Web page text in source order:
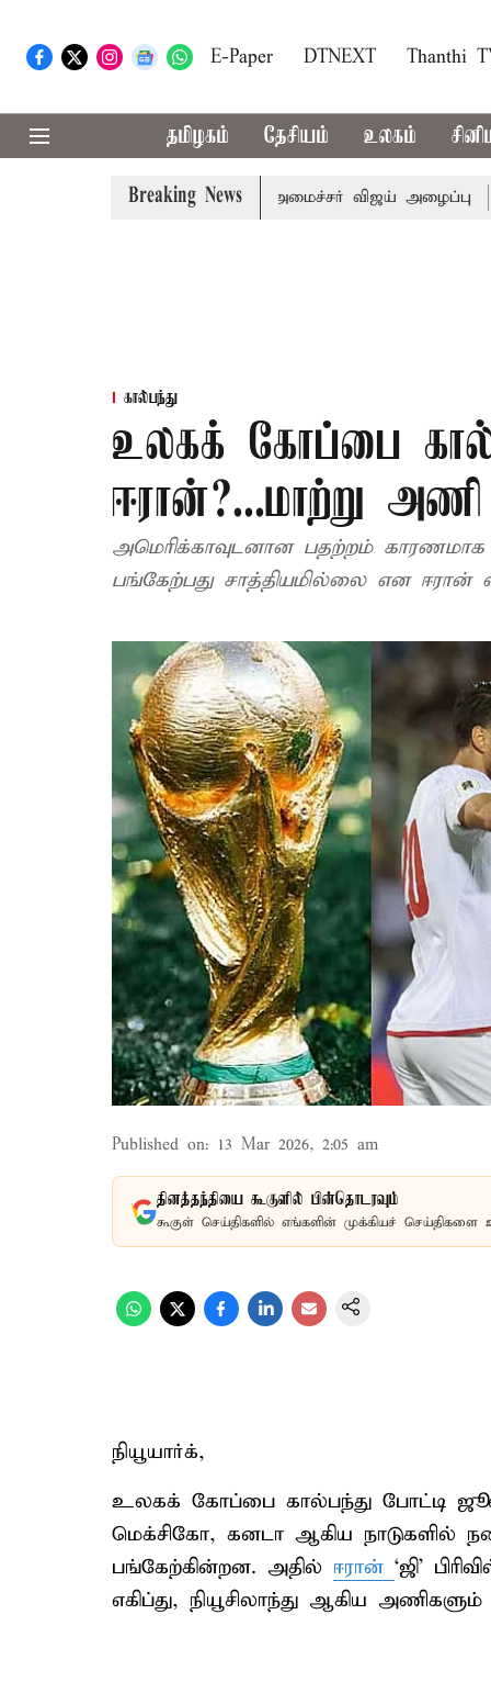
E-Paper DTNEXT Thanthi
தமிழகம் தேசியம் உலகம்
Breaking News
கூட்டத்துக்கு முதல்-அமைச்சர் விஜய் அழைப்பு
கால்பந்து
உலகக் கோப்பை
ஈரான்?...மாற்று
அமெரிக்காவுடனான பதற்றம்
பங்கேற்பது சாத்தியமில்லை என ஈரான்
Published on: 13 Mar 2026, 2:05 am
தினத்தந்தியை கூகுளில் பின்தொடரவும்
கூகுள் செய்திகளில் எங்களின் முக்கியச் செய்திகளை
நியூயார்க்,
உலகக் கோப்பை கால்பந்து போட்டி
மெக்சிகோ, கனடா ஆகிய நாடுகளில்
பங்கேற்கின்றன. அதில் ஈரான் ‘ஜி’
எகிப்து, நியூசிலாந்து ஆகிய